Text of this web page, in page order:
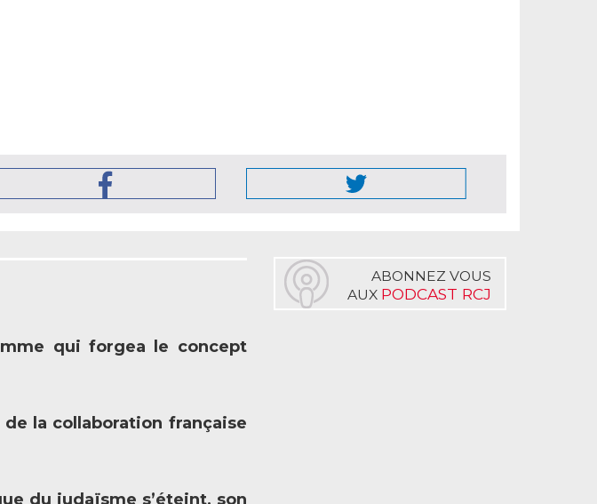
qui forgea le concept
de la collaboration française
du judaïsme s’éteint, son
ABONNEZ VOUS
AUX PODCAST RCJ